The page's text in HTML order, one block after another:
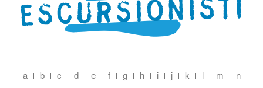
a b c d e f g h i j k l m
n